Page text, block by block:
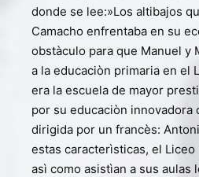
donde se lee:»Los altibajos
Camacho enfrentaba en su
obstàculo para que Manuel y
a la educaciòn primaria en el
era la escuela de mayor
por su educaciòn innovadora
dirigida por un francès:
estas caracterìsticas, el
asì como asistìan a sus aulas